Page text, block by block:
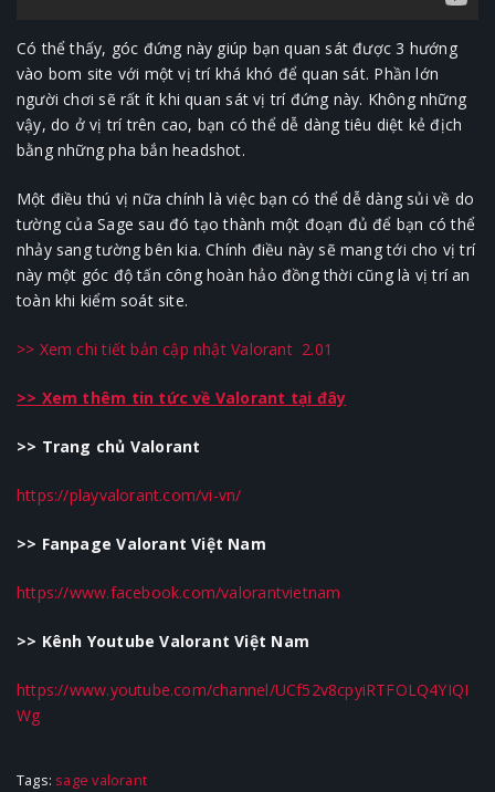
Có thể thấy, góc đứng này giúp bạn quan sát được 3 hướng
vào bom site với một vị trí khá khó để quan sát. Phần lớn
người chơi sẽ rất ít khi quan sát vị trí đứng này. Không những
vậy, do ở vị trí trên cao, bạn có thể dễ dàng tiêu diệt kẻ địch
bằng những pha bắn headshot.
Một điều thú vị nữa chính là việc bạn có thể dễ dàng sủi về do
tường của Sage sau đó tạo thành một đoạn đủ để bạn có thể
nhảy sang tường bên kia. Chính điều này sẽ mang tới cho vị trí
này một góc độ tấn công hoàn hảo đồng thời cũng là vị trí an
toàn khi kiểm soát site.
>> Xem chi tiết bản cập nhật Valorant 2.01
>> Xem thêm tin tức về Valorant tại đây
>> Trang chủ Valorant
https://playvalorant.com/vi-vn/
>> Fanpage Valorant Việt Nam
https://www.facebook.com/valorantvietnam
>> Kênh Youtube Valorant Việt Nam
https://www.youtube.com/channel/UCf52v8cpyiRTFOLQ4YIQI
Wg
Tags: sage valorant